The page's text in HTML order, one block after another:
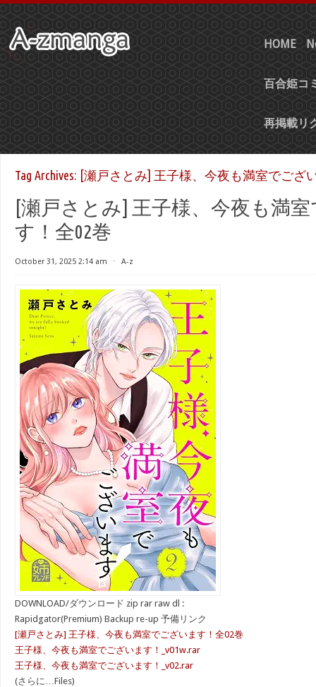
HOME
百合姫コ
再掲載リ
Tag Archives: [瀬戸さとみ] 王子様、今夜も満室でござ
[瀬戸さとみ] 王子様、今夜も満
す！全02巻
October 31, 2025 2:14 am ⋅ A-z
DOWNLOAD/ダウンロード zip rar raw dl :
Rapidgator(Premium) Backup re-up 予備リンク
[瀬戸さとみ] 王子様、今夜も満室でございます！全02巻
王子様、今夜も満室でございます！_v01w.rar
王子様、今夜も満室でございます！_v02.rar
(さらに…Files)